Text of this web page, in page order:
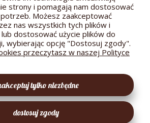
POMOC
DOSTAWA I PŁATNOŚCI
MOJE KONTO
GWARANCJA I ZWROTY
EKOLOGICZNY SKLEPIK
strony i pomagają nam dostosować
Możesz zaakceptować
nas wszystkich tych plików i
dostosować użycie plików do
wybierając opcję "Dostosuj zgody".
przeczytasz w naszej Polityce
tylko niezbędne
dostosuj zgody